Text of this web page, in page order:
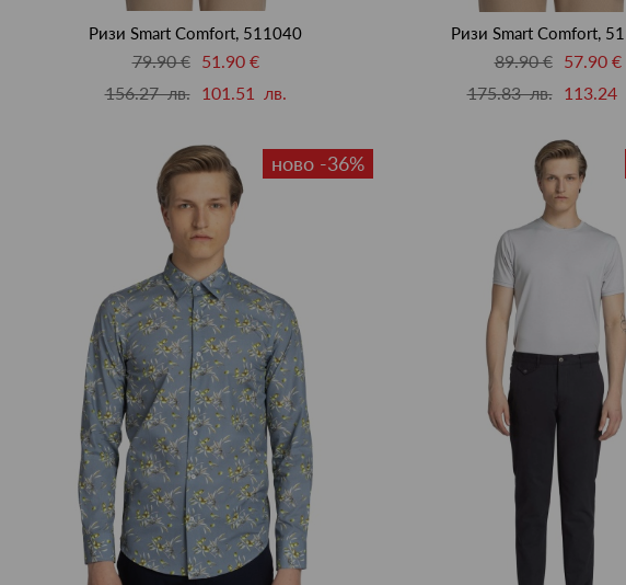
Ризи Smart Comfort, 511040
79.90 €
51.90 €
156.27 лв.
101.51 лв.
Ризи Smart Comfort,
89.90 €
57.90 €
175.83 лв.
113.24
ново -36%